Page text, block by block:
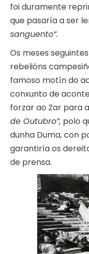
foi duramente
que pasaría a ser
sanguento”.
Os meses
rebelións
famoso motín do
conxunto de
forzar ao Zar para
de Outubro”, polo
dunha Duma, con
garantiría os
de prensa.